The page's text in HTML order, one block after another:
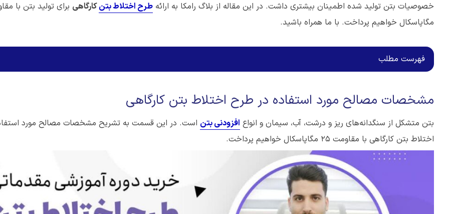
خصوصیات بتن تولید شده اطمینان بیشتری داشت. در این مقاله از بلاگ رامکا به ارائه طرح اختلاط بتنکارگاهی
مگاپاسکال خواهیم پرداخت. با ما همراه باشید.
فهرست مطلب
مشخصات مصالح مورد استفاده در طرح اختلاط بتن کارگاهی
بتن متشکل از سنگدانه‌های ریز و درشت، آب، سیمان و انواع افزودنی بتن است. در این قسمت به تشریح مشخصات مصالح مورد
اختلاط بتن کارگاهی با مقاومت 25 مگاپاسکال خواهیم پرداخت.